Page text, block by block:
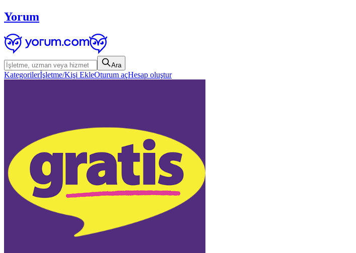
Yorum
Ara
Kategorilerİşletme/Kişi EkleOturum açHesap oluştur